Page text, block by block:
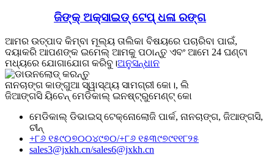
ଜିଙ୍କ୍ ଅକ୍ସାଇଡ୍ ଟେପ୍ ଧଳା ରଙ୍ଗ
ଆମର ଉତ୍ପାଦ କିମ୍ବା ମୂଲ୍ୟ ତାଲିକା ବିଷୟରେ ପଚାରିବା ପାଇଁ,
ଦୟାକରି ଆପଣଙ୍କ ଇମେଲ୍ ଆମକୁ ପଠାନ୍ତୁ ଏବଂ ଆମେ 24 ଘଣ୍ଟା
ମଧ୍ୟରେ ଯୋଗାଯୋଗ କରିବୁ।ଅନୁସନ୍ଧାନ
ନାନଚାଙ୍ଗ କାଙ୍ଗୁଆ ସ୍ୱାସ୍ଥ୍ୟ ସାମଗ୍ରୀ କୋ।, ଲି
ଜିଆଙ୍ଗସି ୟିଚେନ୍ ମେଡିକାଲ୍ ଇନଷ୍ଟ୍ରୁମେଣ୍ଟ୍ କୋ
ମେଡିକାଲ୍ ଡିଭାଇସ୍ ଟେକ୍ନୋଲୋଜି ପାର୍କ, ନାନଚାଙ୍ଗ, ଜିଆଙ୍ଗସି,
ଚୀନ୍
+୮୬ ୧୫୯୦୭୦୦୪୯୭୦/+୮୬ ୧୫୩୯୭୯୧୧୮୨୫
sales3@jxkh.cn/sales6@jxkh.cn